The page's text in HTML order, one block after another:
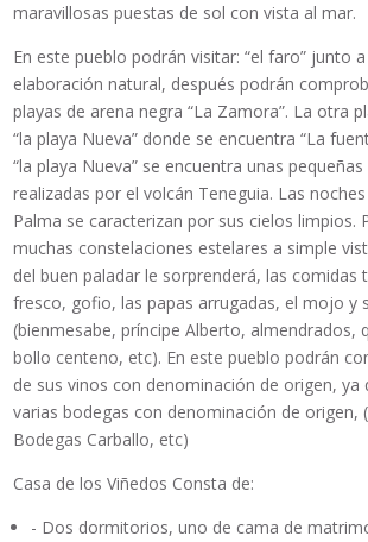
maravillosas puestas de sol con vista al mar.
En este pueblo podrán visitar: “el faro” junto
elaboración natural, después podrán
playas de arena negra “La Zamora”. La otra
“la playa Nueva” donde se encuentra “La
“la playa Nueva” se encuentra unas
realizadas por el volcán Teneguia. Las
Palma se caracterizan por sus cielos limpios.
muchas constelaciones estelares a simple
del buen paladar le sorprenderá, las comidas
fresco, gofio, las papas arrugadas, el mojo y
(bienmesabe, príncipe Alberto, almendrados,
bollo centeno, etc). En este pueblo podrán
de sus vinos con denominación de origen, ya
varias bodegas con denominación de origen,
Bodegas Carballo, etc)
Casa de los Viñedos Consta de:
- Dos dormitorios, uno de cama de